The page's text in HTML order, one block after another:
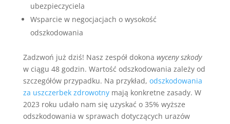
ubezpieczyciela
Wsparcie w negocjacjach o wysokość
odszkodowania
Zadzwoń już dziś! Nasz zespół dokona wyceny szkody
w ciągu 48 godzin. Wartość odszkodowania zależy od
szczegółów przypadku. Na przykład, odszkodowania
za uszczerbek zdrowotnymają konkretne zasady. W
2023 roku udało nam się uzyskać o 35% wyższe
odszkodowania w sprawach dotyczących urazów